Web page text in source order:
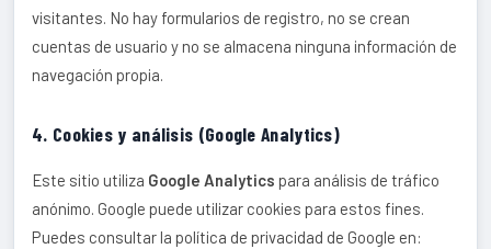
visitantes. No hay formularios de registro, no se crean
cuentas de usuario y no se almacena ninguna información de
navegación propia.
4. Cookies y análisis (Google Analytics)
Este sitio utiliza Google Analytics para análisis de tráfico
anónimo. Google puede utilizar cookies para estos fines.
Puedes consultar la política de privacidad de Google en: